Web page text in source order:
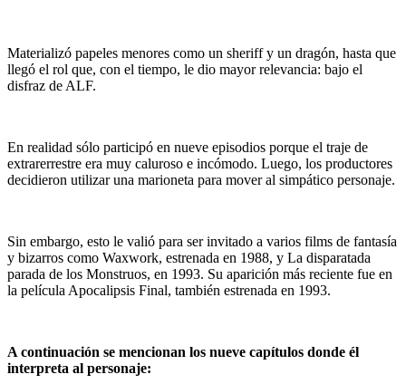
Materializó papeles menores como un sheriff y un dragón, hasta que
llegó el rol que, con el tiempo, le dio mayor relevancia: bajo el
disfraz de ALF.
En realidad sólo participó en nueve episodios porque el traje de
extrarerrestre era muy caluroso e incómodo. Luego, los productores
decidieron utilizar una marioneta para mover al simpático personaje.
Sin embargo, esto le valió para ser invitado a varios films de fantasía
y bizarros como Waxwork, estrenada en 1988, y La disparatada
parada de los Monstruos, en 1993. Su aparición más reciente fue en
la película Apocalipsis Final, también estrenada en 1993.
A continuación se mencionan los nueve capítulos donde él
interpreta al personaje: